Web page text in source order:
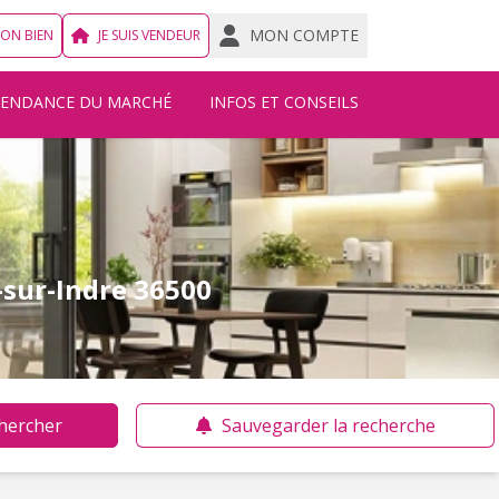
BIEN JE SUIS VENDEUR MON COMPTE
DU MARCHÉ INFOS ET CONSEILS
Indre 36500
Sauvegarder la recherche